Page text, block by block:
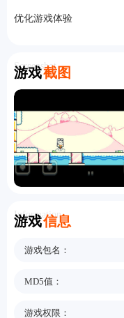
优化游戏体验
游戏截图
Screenshot
游戏信息
Information
游戏包名：
MD5值：
游戏权限：